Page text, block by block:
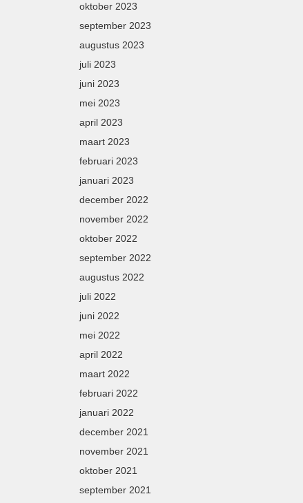
oktober 2023
september 2023
augustus 2023
juli 2023
juni 2023
mei 2023
april 2023
maart 2023
februari 2023
januari 2023
december 2022
november 2022
oktober 2022
september 2022
augustus 2022
juli 2022
juni 2022
mei 2022
april 2022
maart 2022
februari 2022
januari 2022
december 2021
november 2021
oktober 2021
september 2021